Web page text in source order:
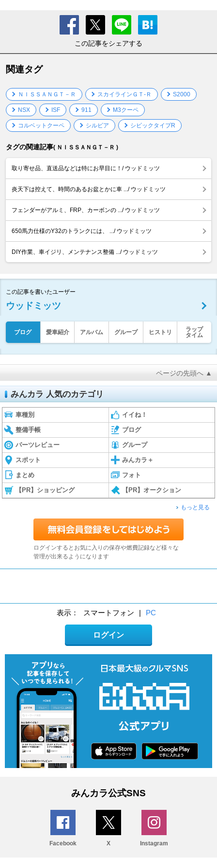
この記事をシェアする
関連タグ
ＮＩＳＳＡＮＧＴ－Ｒ スカイラインＧＴ‐Ｒ S2000
NSX ISF 911 M3クーペ
コルベットクーペ シルビア シビックタイプR
タグの関連記事( ＮＩＳＳＡＮＧＴ－Ｒ )
取り寄せ品、直送品などは特にお早目に！/ ウッドミッツ
炎天下は控えて、時間のあるお盆とかに車 .../ ウッドミッツ
フェンダーがアルミ、FRP、カーボンの .../ ウッドミッツ
650馬力仕様のY32のトランクには、 .../ ウッドミッツ
DIY作業、車イジリ、メンテナンス整備 .../ ウッドミッツ
この記事を書いたユーザー
ウッドミッツ
ブログ 愛車紹介 アルバム グループ ヒストリ
ラップ
タイム
ページの先頭へ ▲
みんカラ 人気のカテゴリ
車種別 イイね！
整備手帳 ブログ
パーツレビュー グループ
スポット みんカラ＋
まとめ フォト
【PR】ショッピング 【PR】オークション
もっと見る
ログインするとお気に入りの保存や燃費記録など様々な
管理が出来るようになります
表示： スマートフォン | PC
ログイン
みんカラ公式SNS
Facebook X Instagram